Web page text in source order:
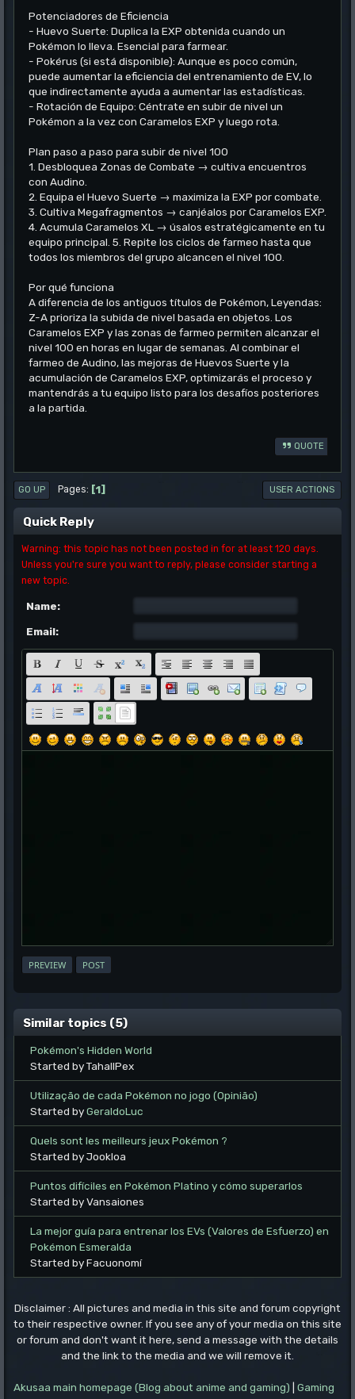
Potenciadores de Eficiencia
- Huevo Suerte: Duplica la EXP obtenida cuando un
Pokémon lo lleva. Esencial para farmear.
- Pokérus (si está disponible): Aunque es poco común,
puede aumentar la eficiencia del entrenamiento de EV, lo
que indirectamente ayuda a aumentar las estadísticas.
- Rotación de Equipo: Céntrate en subir de nivel un
Pokémon a la vez con Caramelos EXP y luego rota.
Plan paso a paso para subir de nivel 100
1. Desbloquea Zonas de Combate → cultiva encuentros
con Audino.
2. Equipa el Huevo Suerte → maximiza la EXP por combate.
3. Cultiva Megafragmentos → canjéalos por Caramelos EXP.
4. Acumula Caramelos XL → úsalos estratégicamente en tu
equipo principal. 5. Repite los ciclos de farmeo hasta que
todos los miembros del grupo alcancen el nivel 100.
Por qué funciona
A diferencia de los antiguos títulos de Pokémon, Leyendas:
Z-A prioriza la subida de nivel basada en objetos. Los
Caramelos EXP y las zonas de farmeo permiten alcanzar el
nivel 100 en horas en lugar de semanas. Al combinar el
farmeo de Audino, las mejoras de Huevos Suerte y la
acumulación de Caramelos EXP, optimizarás el proceso y
mantendrás a tu equipo listo para los desafíos posteriores
a la partida.
QUOTE
GO UP Pages 1 USER ACTIONS
Quick Reply
Warning: this topic has not been posted in for at least 120 days.
Unless you're sure you want to reply, please consider starting a
new topic.
Name:
Email:
Similar topics (5)
Pokémon's Hidden World
Started by TahallPex
Utilização de cada Pokémon no jogo (Opinião)
Started byGeraldoLuc
Quels sont les meilleurs jeux Pokémon ?
Started by Jookloa
Puntos difíciles en Pokémon Platino y cómo superarlos
Started by Vansaiones
La mejor guía para entrenar los EVs (Valores de Esfuerzo) en
Pokémon Esmeralda
Started by Facuonomí
Disclaimer : All pictures and media in this site and forum copyright
to their respective owner. If you see any of your media on this site
or forum and don't want it here, send a message with the details
and the link to the media and we will remove it.
Akusaa main homepage (Blog about anime and gaming)
Gaming